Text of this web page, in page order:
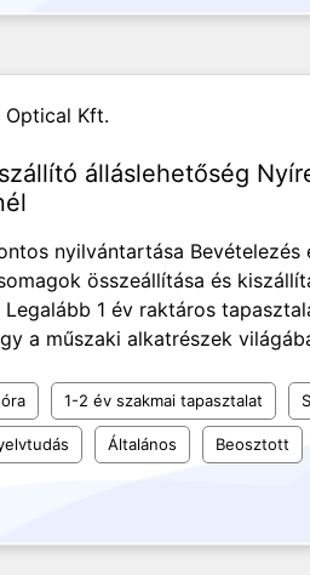
Optical Kft.
álláslehetőség
nyilvántartása Bevételezés
összeállítása és
Legalább 1 év raktáros
a műszaki alkatrészek
1-2 év szakmai tapasztalat
Általános Beosztott